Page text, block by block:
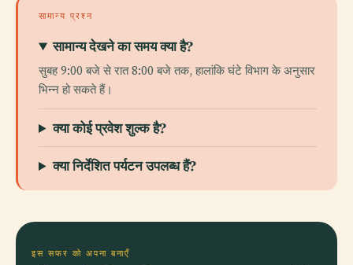
सामान्य प्रश्न
सामान्य देखने का समय क्या है?
सुबह 9:00 बजे से रात 8:00 बजे तक, हालांकि घंटे विभाग के अनुसार
भिन्न हो सकते हैं।
क्या कोई प्रवेश शुल्क है?
क्या निर्देशित पर्यटन उपलब्ध हैं?
इस सफर को अपना बनाएँ